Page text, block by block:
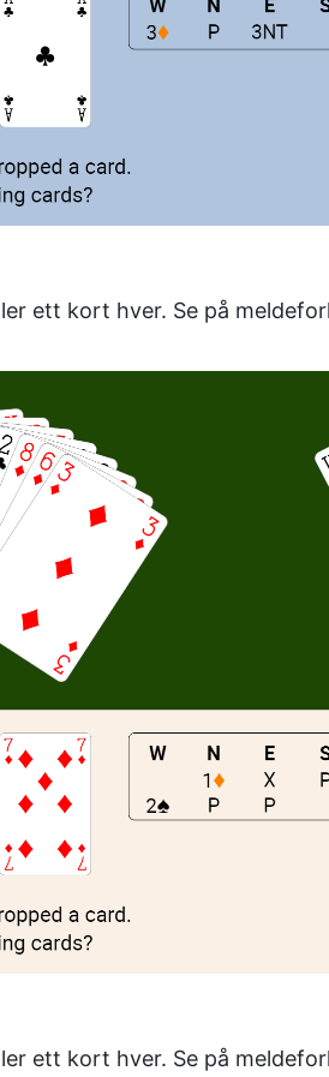
ett kort hver. Se på
ett kort hver. Se på